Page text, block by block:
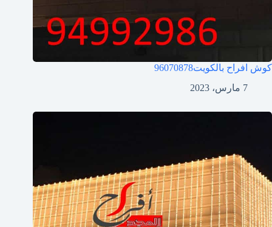
كوش افراح بالكويت96070878
7 مارس، 2023